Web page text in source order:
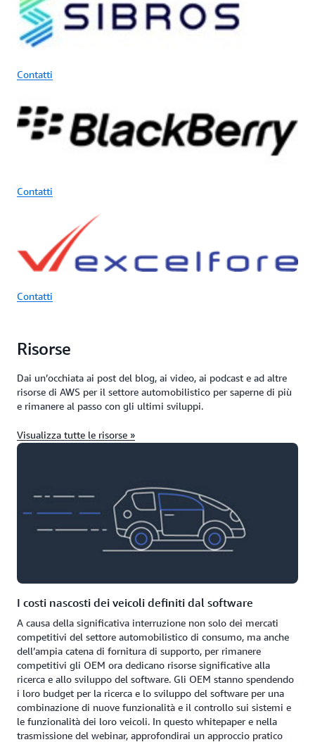
Contatti
Contatti
Contatti
Risorse
Dai un’occhiata ai post del blog, ai video, ai podcast e ad altre
risorse di AWS per il settore automobilistico per saperne di più
e rimanere al passo con gli ultimi sviluppi.
Visualizza tutte le risorse »
I costi nascosti dei veicoli definiti dal software
A causa della significativa interruzione non solo dei mercati
competitivi del settore automobilistico di consumo, ma anche
dell’ampia catena di fornitura di supporto, per rimanere
competitivi gli OEM ora dedicano risorse significative alla
ricerca e allo sviluppo del software. Gli OEM stanno spendendo
i loro budget per la ricerca e lo sviluppo del software per una
combinazione di nuove funzionalità e il controllo sui sistemi e
le funzionalità dei loro veicoli. In questo whitepaper e nella
trasmissione del webinar, approfondirai un approccio pratico